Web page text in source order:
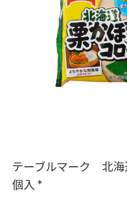
テーブルマーク 北
個入 *